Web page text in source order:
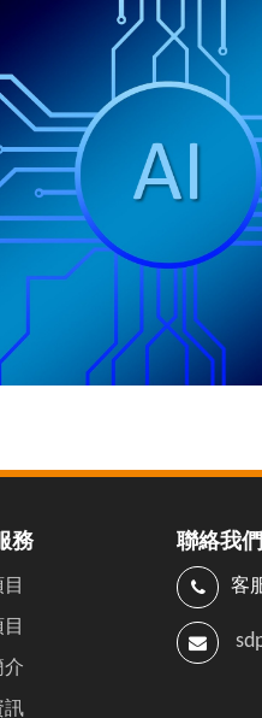
務
介
訊
聯絡我們
客